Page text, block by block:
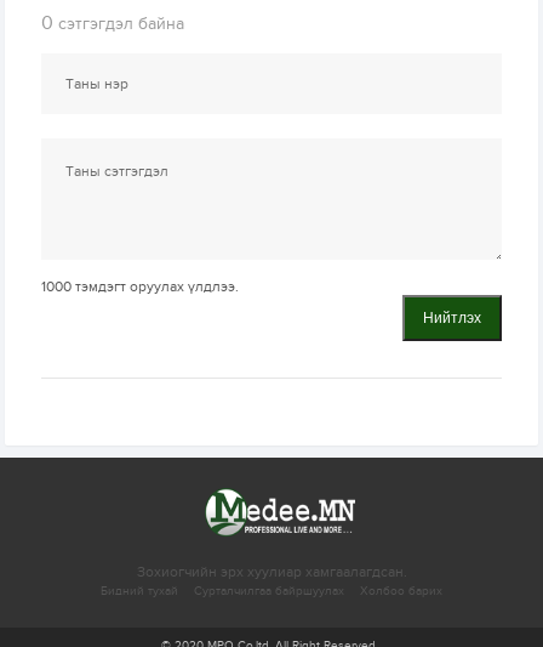
0 сэтгэгдэл байна
1000 тэмдэгт оруулах үлдлээ.
Нийтлэх
Зохиогчийн эрх хуулиар хамгаалагдсан.
Бидний тухай Сурталчилгаа байршуулах Холбоо барих